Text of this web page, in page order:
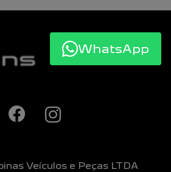
Veículos e Peças LTDA
WhatsApp